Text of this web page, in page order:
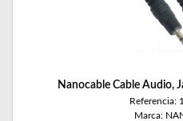
Nanocable Cable Audio,
Referencia:
Marca: